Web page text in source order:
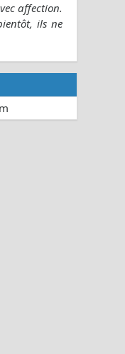
affection.
ils ne